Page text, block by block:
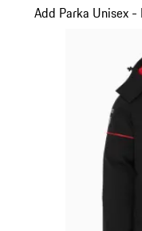
Add Parka Unisex
Diapositiva 6 de 20